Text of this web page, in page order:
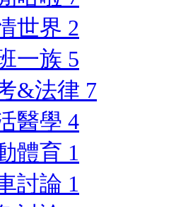
世界 2
一族 5
&法律 7
醫學 4
體育 1
討論 1